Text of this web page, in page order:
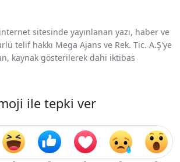
sitesinde yayınlanan yazı, haber ve
telif hakkı Mega Ajans ve Rek. Tic. A.Ş'ye
kaynak gösterilerek dahi iktibas
ile tepki ver